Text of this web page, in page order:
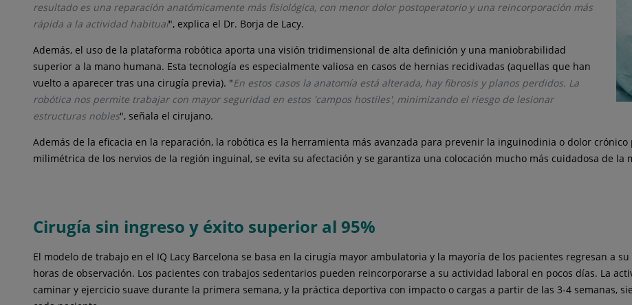
resultado es una reparación anatómicamente más fisiológica, con menor dolor postoperatorio y una reincorporación más
rápida a la actividad habitual", explica el Dr. Borja de Lacy.
Además, el uso de la plataforma robótica aporta una visión tridimensional de alta definición y una maniobrabilidad
superior a la mano humana. Esta tecnología es especialmente valiosa en casos de hernias recidivadas (aquellas que han
vuelto a aparecer tras una cirugía previa). "En estos casos la anatomía está alterada, hay fibrosis y planos perdidos. La
robótica nos permite trabajar con mayor seguridad en estos 'campos hostiles', minimizando el riesgo de lesionar
estructuras nobles", señala el cirujano.
Además de la eficacia en la reparación, la robótica es la herramienta más avanzada para prevenir la inguinodinia o dolor
milimétrica de los nervios de la región inguinal, se evita su afectación y se garantiza una colocación mucho más cuidadosa de la
Cirugía sin ingreso y éxito superior al 95%
El modelo de trabajo en el IQ Lacy Barcelona se basa en la cirugía mayor ambulatoria y la mayoría de los pacientes regresan a
horas de observación. Los pacientes con trabajos sedentarios pueden reincorporarse a su actividad laboral en pocos días. La
caminar y ejercicio suave durante la primera semana, y la práctica deportiva con impacto o cargas a partir de las 3-4 semanas,